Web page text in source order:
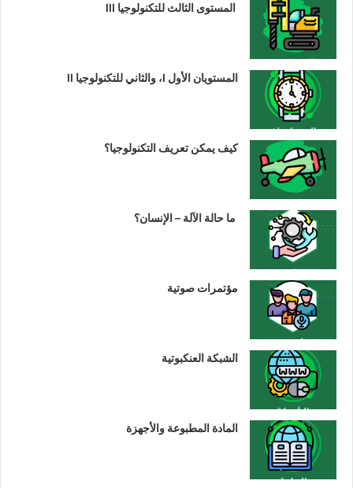
المستوى الثالث للتكنولوجيا III
المستويان الأول I، والثاني للتكنولوجيا II
كيف يمكن تعريف التكنولوجيا؟
ما حالة الآلة – الإنسان؟
مؤتمرات صوتية
الشبكة العنكبوتية
المادة المطبوعة والأجهزة